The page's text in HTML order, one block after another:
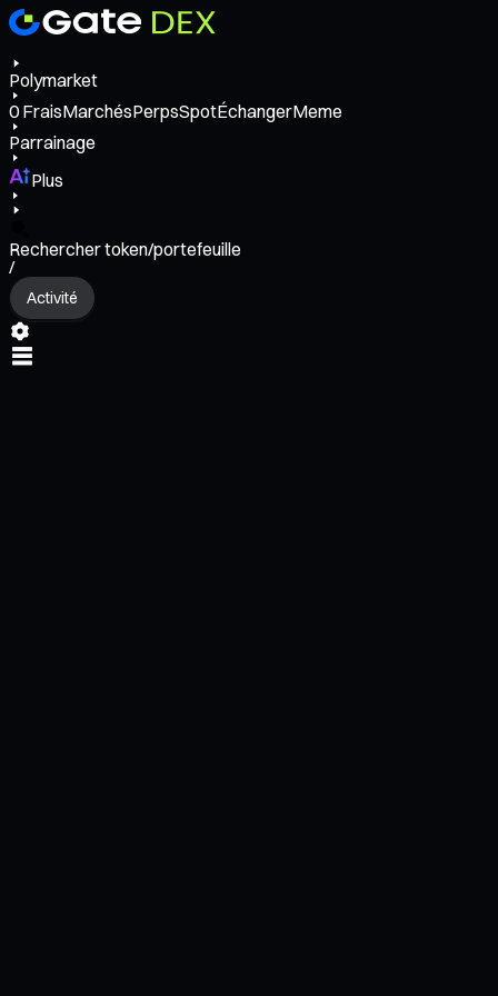
Polymarket
0FraisMarchésPerpsSpotÉchangerMeme
Parrainage
Plus
Rechercher token/portefeuille
/
Activité